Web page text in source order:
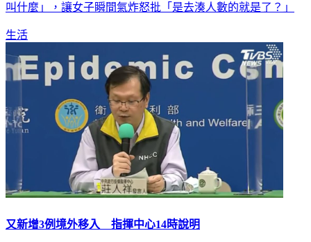
叫什麼」，讓女子瞬間氣炸怒批「是去湊人數的就是了？」
生活
又新增3例境外移入 指揮中心14時說明